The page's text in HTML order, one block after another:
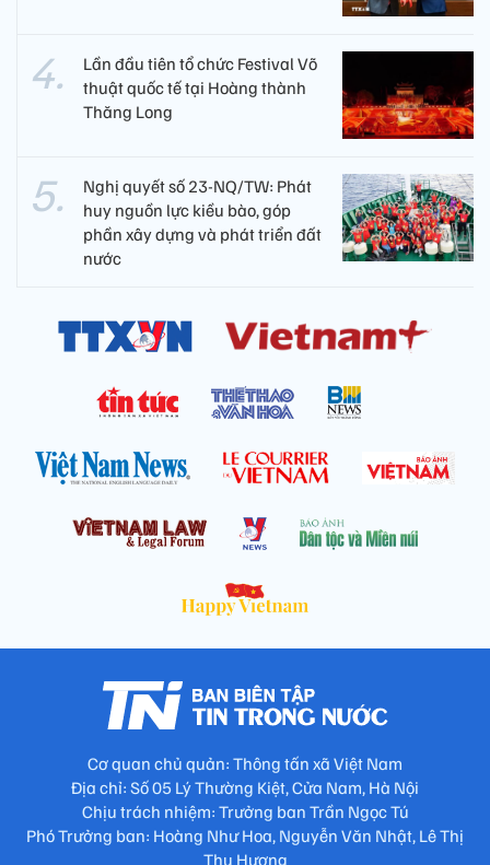
Lần đầu tiên tổ chức Festival Võ
thuật quốc tế tại Hoàng thành
Thăng Long
Nghị quyết số 23-NQ/TW: Phát
huy nguồn lực kiều bào, góp
phần xây dựng và phát triển đất
nước
Cơ quan chủ quản: Thông tấn xã Việt Nam
Địa chỉ: Số 05 Lý Thường Kiệt, Cửa Nam, Hà Nội
Chịu trách nhiệm: Trưởng ban Trần Ngọc Tú
Phó Trưởng ban: Hoàng Như Hoa, Nguyễn Văn Nhật, Lê Thị
Thu Hương